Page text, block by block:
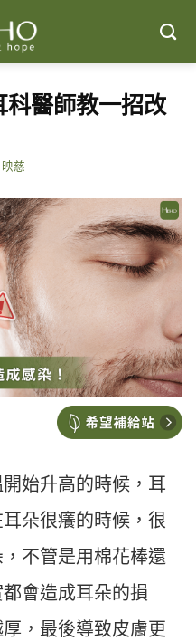
科醫師教一招改
慈
始升高的時候，耳
朵很癢的時候，很
不管是用棉花棒還
會造成耳朵的損
，最後導致皮膚更